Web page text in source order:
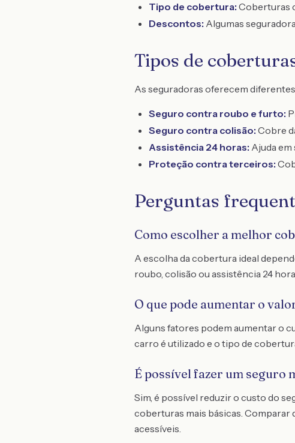
Tipo de cobertura: Coberturas
Descontos: Algumas
Tipos de
As seguradoras oferecem
Seguro contra roubo e furto:
Seguro contra colisão: Cobre
Assistência 24 horas: Ajuda
Proteção contra terceiros:
Perguntas
Como escolher a melhor
A escolha da cobertura ideal
roubo, colisão ou assistência 24
O que pode aumentar o
Alguns fatores podem aumentar o
carro é utilizado e o tipo de
É possível fazer um seguro
Sim, é possível reduzir o custo do
coberturas mais básicas.
acessíveis.